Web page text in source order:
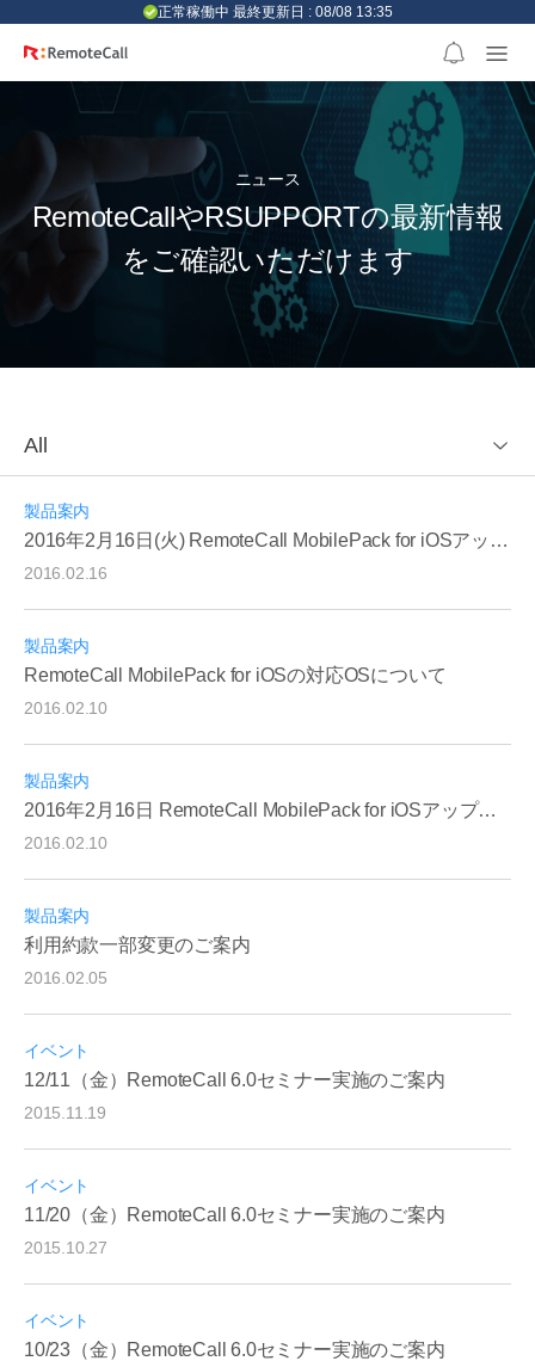
正常稼働中 最終更新日 : 08/08 13:35
ニュース
RemoteCallやRSUPPORTの最新情報
をご確認いただけます
All
製品案内
2016年2月16日(火) RemoteCall MobilePack for iOSアップデート終了のご案内
2016.02.16
製品案内
RemoteCall MobilePack for iOSの対応OSについて
2016.02.10
製品案内
2016年2月16日 RemoteCall MobilePack for iOSアップデートのご案内
2016.02.10
製品案内
利用約款一部変更のご案内
2016.02.05
イベント
12/11（金）RemoteCall 6.0セミナー実施のご案内
2015.11.19
イベント
11/20（金）RemoteCall 6.0セミナー実施のご案内
2015.10.27
イベント
10/23（金）RemoteCall 6.0セミナー実施のご案内